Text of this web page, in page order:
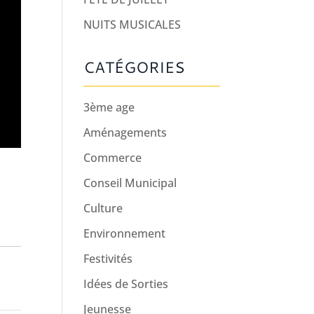
NUITS MUSICALES
CATÉGORIES
3ème age
Aménagements
Commerce
Conseil Municipal
Culture
Environnement
Festivités
Idées de Sorties
Jeunesse